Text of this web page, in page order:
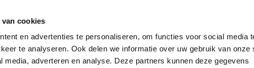
cookies
en advertenties te personaliseren, om functies voor social media
te analyseren. Ook delen we informatie over uw gebruik van onze
media, adverteren en analyse. Deze partners kunnen deze gegevens